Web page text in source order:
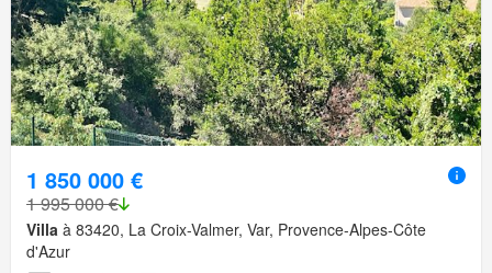
1 850 000 €
1 995 000 €
Villa à 83420, La Croix-Valmer, Var, Provence-Alpes-Côte
d'Azur